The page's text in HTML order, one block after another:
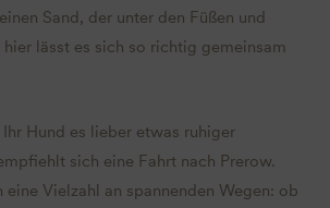
Sand, der unter den Füßen und
lässt es sich so richtig gemeinsam
Hund es lieber etwas ruhiger
sich eine Fahrt nach Prerow.
Vielzahl an spannenden Wegen: ob